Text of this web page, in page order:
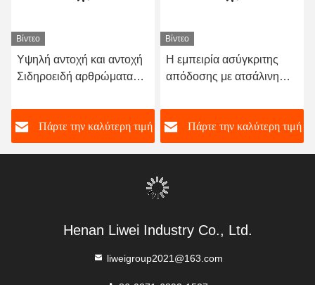
Βίντεο
Υψηλή αντοχή και αντοχή
Σιδηροειδή αρθρώματα
κατασκευή με σύνδεση
φλάντζαςΠάρτε την καλύτερη τιμή
Βίντεο
Η εμπειρία ασύγκριτης
απόδοσης με ατσάλινη
συνδέσεις
Πάρτε την καλύτερη τιμή
Henan Liwei Industry Co., Ltd.
liweigroup2021@163.com